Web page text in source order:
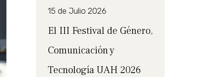
15 de Julio 2026
El III Festival de Género,
Comunicación y
Tecnología UAH 2026